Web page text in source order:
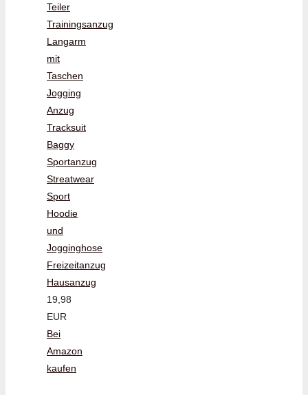
Teiler
Trainingsanzug
Langarm
mit
Taschen
Jogging
Anzug
Tracksuit
Baggy
Sportanzug
Streatwear
Sport
Hoodie
und
Jogginghose
Freizeitanzug
Hausanzug
19,98
EUR
Bei
Amazon
kaufen